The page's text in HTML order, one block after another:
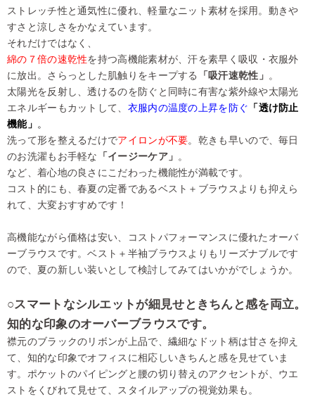
ストレッチ性と通気性に優れ、軽量なニット素材を採用。動きや
すさと涼しさをかなえています。
それだけではなく、
綿の７倍の速乾性を持つ高機能素材が、汗を素早く吸収・衣服外
に放出。さらっとした肌触りをキープする 「吸汗速乾性」 。
太陽光を反射し、透けるのを防ぐと同時に有害な紫外線や太陽光
エネルギーもカットして、 衣服内の温度の上昇を防ぐ 「透け防止
機能」 。
洗って形を整えるだけでアイロンが不要。乾きも早いので、毎日
のお洗濯もお手軽な 「イージーケア」 。
など、着心地の良さにこだわった機能性が満載です。
コスト的にも、春夏の定番であるベスト＋ブラウスよりも抑えら
れて、大変おすすめです！
高機能ながら価格は安い、コストパフォーマンスに優れたオーバ
ーブラウスです。ベスト＋半袖ブラウスよりもリーズナブルです
ので、夏の新しい装いとして検討してみてはいかがでしょうか。
○スマートなシルエットが細見せときちんと感を両立。
知的な印象のオーバーブラウスです。
襟元のブラックのリボンが上品で、繊細なドット柄は甘さを抑え
て、知的な印象でオフィスに相応しいきちんと感を見せていま
す。ポケットのパイピングと腰の切り替えのアクセントが、ウエ
ストをくびれて見せて、スタイルアップの視覚効果も。